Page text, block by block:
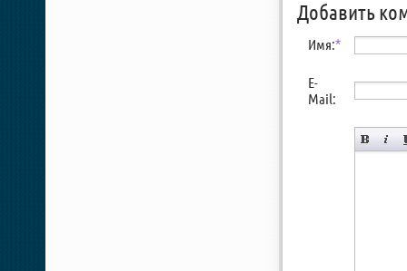
Добавить
Имя:*
E-
Mail: